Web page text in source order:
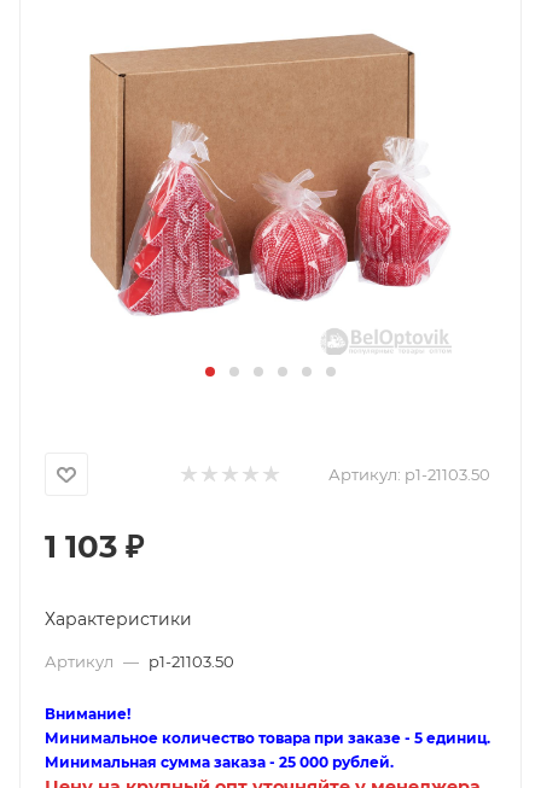
Артикул: p1-21103.50
1 103 ₽
Характеристики
Артикул — p1-21103.50
Внимание!
Минимальное количество товара при заказе - 5 единиц.
Минимальная сумма заказа - 25 000 рублей.